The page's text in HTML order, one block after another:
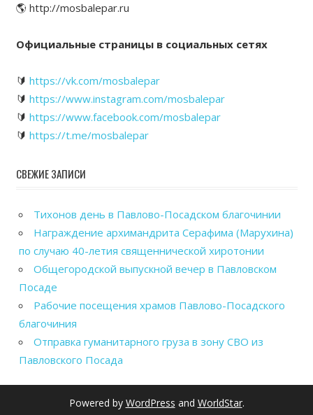
🌎 http://mosbalepar.ru
Официальные страницы в социальных сетях
🔰 https://vk.com/mosbalepar
🔰 https://www.instagram.com/mosbalepar
🔰 https://www.facebook.com/mosbalepar
🔰 https://t.me/mosbalepar
СВЕЖИЕ ЗАПИСИ
Тихонов день в Павлово-Посадском благочинии
Награждение архимандрита Серафима (Марухина)
по случаю 40-летия священнической хиротонии
Общегородской выпускной вечер в Павловском
Посаде
Рабочие посещения храмов Павлово-Посадского
благочиния
Отправка гуманитарного груза в зону СВО из
Павловского Посада
Powered by WordPress and WorldStar.